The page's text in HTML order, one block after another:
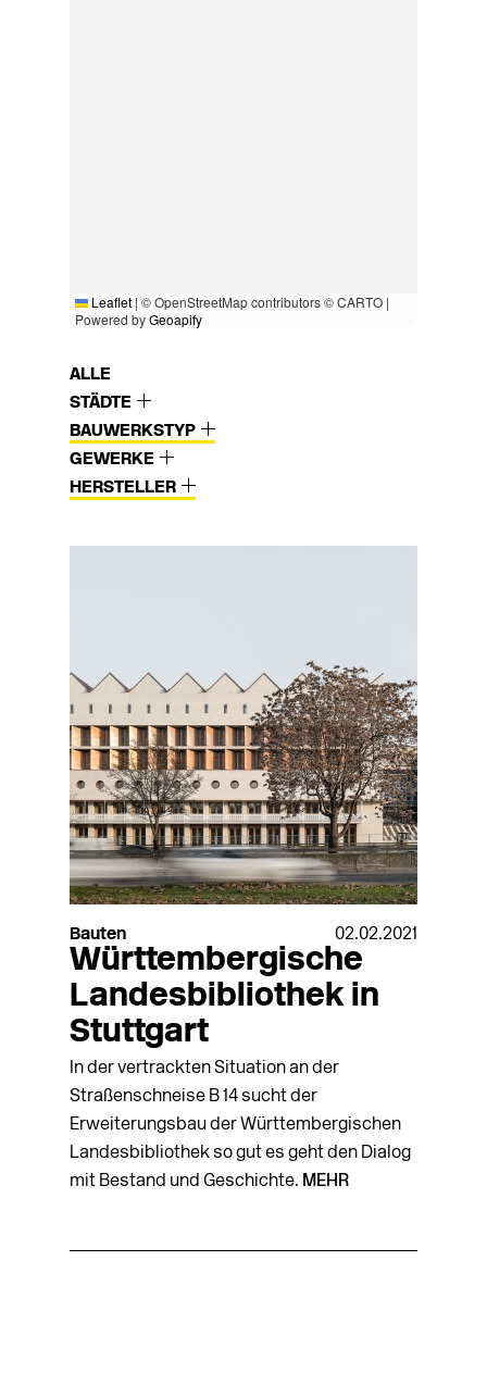
Leaflet | © OpenStreetMap contributors © CARTO |
Powered byGeoapify
ALLE
STÄDTE
BAUWERKSTYP
GEWERKE
HERSTELLER
Bauten 02.02.2021
Württembergische
Landesbibliothek in
Stuttgart
In der vertrackten Situation an der
Straßenschneise B 14 sucht der
Erweiterungsbau der Württembergischen
Landesbibliothek so gut es geht den Dialog
mit Bestand und Geschichte. MEHR